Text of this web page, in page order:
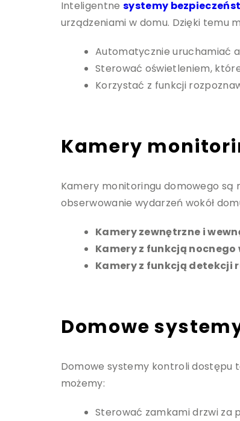
Inteligentne systemy
urządzeniami w domu. Dzięki temu
Automatycznie uruchamiać
Sterować oświetleniem,
Korzystać z funkcji
Kamery
Kamery monitoringu domowego są
obserwowanie wydarzeń wokół
Kamery zewnętrzne i
Kamery z funkcją nocnego
Kamery z funkcją detekcji
Domowe
Domowe systemy kontroli dostępu
możemy:
Sterować zamkami drzwi za